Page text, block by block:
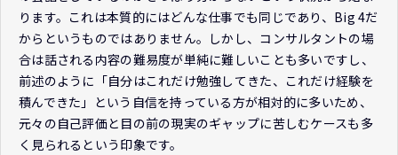
ります。これは本質的にはどんな仕事でも同じであり、Big 4だ
からというものではありません。しかし、コンサルタントの場
合は話される内容の難易度が単純に難しいことも多いですし、
前述のように「自分はこれだけ勉強してきた、これだけ経験を
積んできた」という自信を持っている方が相対的に多いため、
元々の自己評価と目の前の現実のギャップに苦しむケースも多
く見られるという印象です。